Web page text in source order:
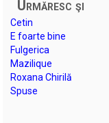
Urmăresc şi
Cetin
E foarte bine
Fulgerica
Mazilique
Roxana Chirilă
Spuse